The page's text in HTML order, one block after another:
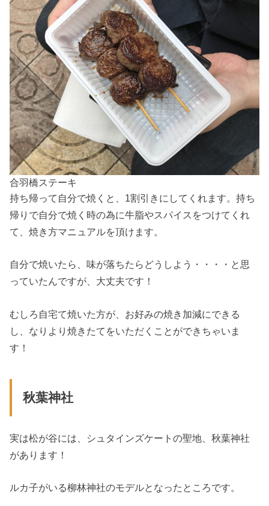
合羽橋ステーキ
持ち帰って自分で焼くと、1割引きにしてくれます。持ち
帰りで自分で焼く時の為に牛脂やスパイスをつけてくれ
て、焼き方マニュアルを頂けます。
自分で焼いたら、味が落ちたらどうしよう・・・・と思
っていたんですが、大丈夫です！
むしろ自宅て焼いた方が、お好みの焼き加減にできる
し、なりより焼きたてをいただくことができちゃいま
す！
秋葉神社
実は松が谷には、シュタインズケートの聖地、秋葉神社
があります！
ルカ子がいる柳林神社のモデルとなったところです。